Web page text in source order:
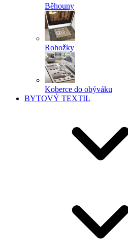
Běhouny
Rohožky
Koberce do obýváku
BYTOVÝ TEXTIL